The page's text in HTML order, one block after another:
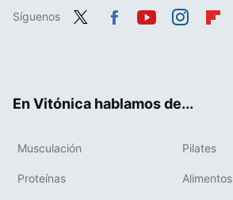
Síguenos
En Vitónica hablamos de...
Musculación Pilates
Proteínas Alimentos